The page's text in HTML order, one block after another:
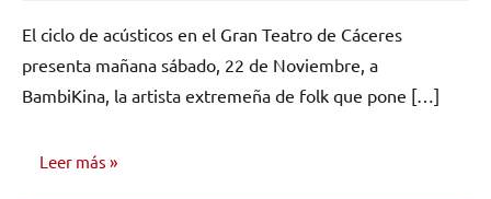
comentarios
El ciclo de acústicos en el Gran Teatro de Cáceres
presenta mañana sábado, 22 de Noviembre, a
BambiKina, la artista extremeña de folk que pone […]
Leer más